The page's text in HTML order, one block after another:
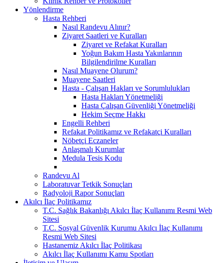
Yönlendirme
Hasta Rehberi
Nasıl Randevu Alınır?
Ziyaret Saatleri ve Kuralları
Ziyaret ve Refakat Kuralları
Yoğun Bakım Hasta Yakınlarının
Bilgilendirilme Kuralları
Nasıl Muayene Olurum?
Muayene Saatleri
Hasta - Çalışan Hakları ve Sorumlulukları
Hasta Hakları Yönetmeliği
Hasta Çalışan Güvenliği Yönetmeliği
Hekim Seçme Hakkı
Engelli Rehberi
Refakat Politikamız ve Refakatçi Kuralları
Nöbetçi Eczaneler
Anlaşmalı Kurumlar
Medula Tesis Kodu
Randevu Al
Laboratuvar Tetkik Sonuçları
Radyoloji Rapor Sonuçları
Akılcı İlaç Politikamız
T.C. Sağlık Bakanlığı Akılcı İlaç Kullanımı Resmi Web
Sitesi
T.C. Sosyal Güvenlik Kurumu Akılcı İlaç Kullanımı
Resmi Web Sitesi
Hastanemiz Akılcı İlaç Politikası
Akılcı İlaç Kullanımı Kamu Spotları